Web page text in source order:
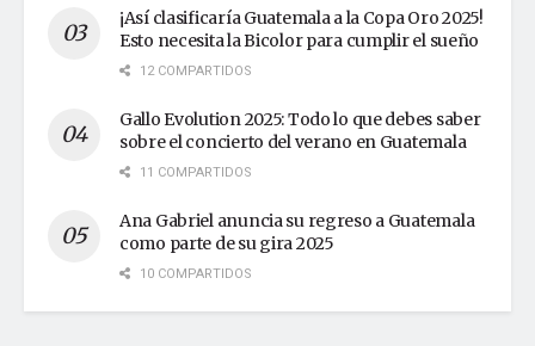
¡Así clasificaría Guatemala a la Copa Oro 2025!
Esto necesita la Bicolor para cumplir el sueño
12 COMPARTIDOS
Gallo Evolution 2025: Todo lo que debes saber
sobre el concierto del verano en Guatemala
11 COMPARTIDOS
Ana Gabriel anuncia su regreso a Guatemala
como parte de su gira 2025
10 COMPARTIDOS